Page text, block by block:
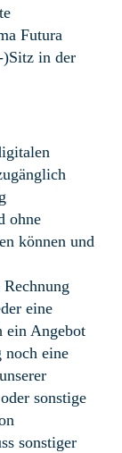
Futura
)Sitz in der
ohne
können und
eine
ein Angebot
noch eine
sonstige
sonstiger